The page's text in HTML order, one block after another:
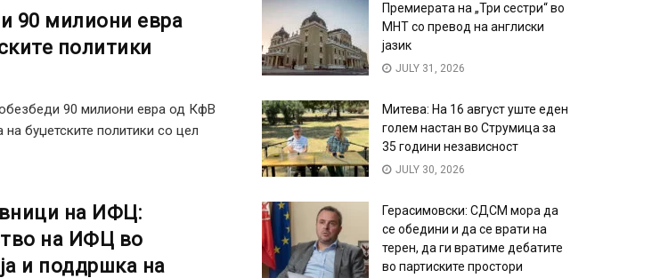
90 милиони евра
политики
90 милиони евра од КфВ
буџетските политики со цел
на ИФЦ:
на ИФЦ во
и поддршка на
Премиерата на „Три сестри“ во
МНТ со превод на англиски
јазик
JULY 31, 2026
Митева: На 16 август уште еден
голем настан во Струмица за
35 години независност
JULY 30, 2026
Герасимовски: СДСМ мора да
се обедини и да се врати на
терен, да ги вратиме дебатите
во партиските простори